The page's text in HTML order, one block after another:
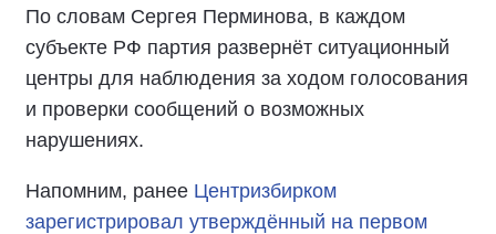
По словам Сергея Перминова, в каждом
субъекте РФ партия развернёт ситуационный
центры для наблюдения за ходом голосования
и проверки сообщений о возможных
нарушениях.
Напомним, ранее Центризбирком
зарегистрировал утверждённый на первом